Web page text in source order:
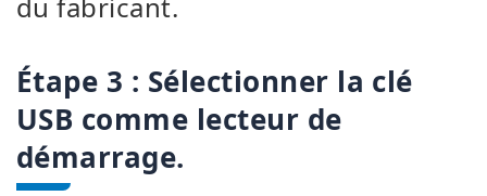
Étape 3 : Sélectionner la clé
USB comme lecteur de
démarrage.